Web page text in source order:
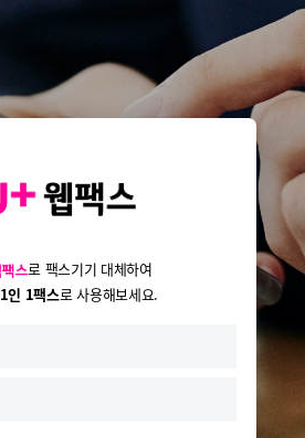
로 팩스기기 대체하여
1인 1팩스로 사용해보세요.